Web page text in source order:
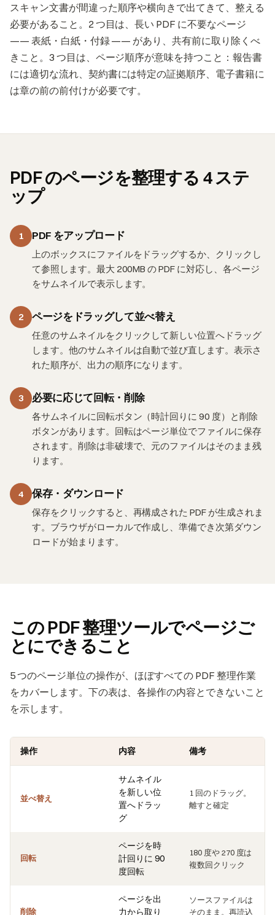
スキャン文書が間違った順序や横向きで出てきて、整える
必要があること。2 つ目は、長い PDF に不要なページ
—— 表紙・白紙・付録 —— があり、共有前に取り除くべ
きこと。3 つ目は、ページ順序が意味を持つこと：報告書
には適切な流れ、契約書には特定の証拠順序、電子書籍に
は章の前の前付けが必要です。
PDF のページを整理する 4 ステ
ップ
1 PDF をアップロード
上のボックスにファイルをドラッグするか、クリックし
て参照します。最大 200MB の PDF に対応し、各ページ
をサムネイルで表示します。
2 ページをドラッグして並べ替え
任意のサムネイルをクリックして新しい位置へドラッグ
します。他のサムネイルは自動で並び直します。表示さ
れた順序が、出力の順序になります。
3 必要に応じて回転・削除
各サムネイルに回転ボタン（時計回りに 90 度）と削除
ボタンがあります。回転はページ単位でファイルに保存
されます。削除は非破壊で、元のファイルはそのまま残
ります。
4 保存・ダウンロード
保存をクリックすると、再構成された PDF が生成されま
す。ブラウザがローカルで作成し、準備でき次第ダウン
ロードが始まります。
この PDF 整理ツールでページご
とにできること
5 つのページ単位の操作が、ほぼすべての PDF 整理作業
をカバーします。下の表は、各操作の内容とできないこと
を示します。
操作 内容 備考
並べ替え
サムネイル
を新しい位
置へドラッ
グ
1 回のドラッグ。
離すと確定
回転
ページを時
計回りに 90
度回転
180 度や 270 度は
複数回クリック
削除
ページを出
力から取り
ソースファイルは
そのまま。再読込